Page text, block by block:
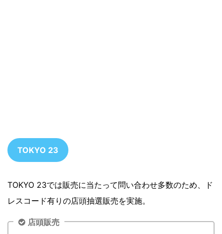
TOKYO 23
TOKYO 23では販売に当たって問い合わせ多数のため、ド
レスコード有りの店頭抽選販売を実施。
店頭販売